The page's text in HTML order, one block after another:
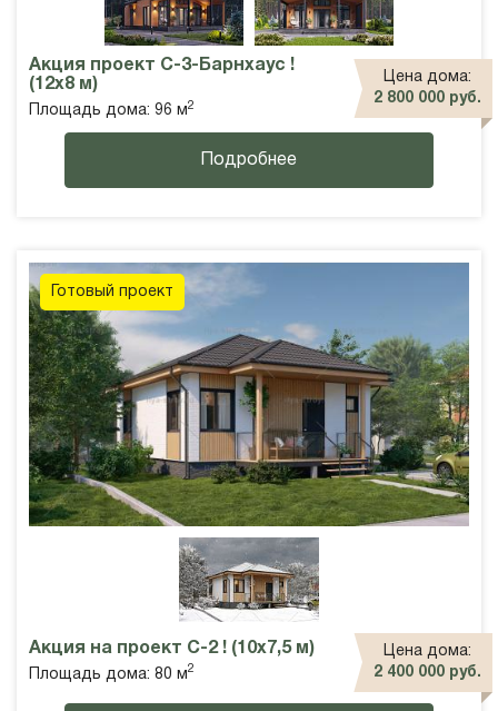
Акция проект С-3-Барнхаус !
(12х8 м)
Площадь дома: 96 м2
Цена дома:
2 800 000 руб.
Подробнее
Готовый проект
Акция на проект С-2 ! (10х7,5 м)
Площадь дома: 80 м2
Цена дома:
2 400 000 руб.